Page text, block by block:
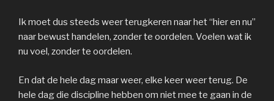
Ik moet dus steeds weer terugkeren naar het “hier en nu”
naar bewust handelen, zonder te oordelen. Voelen wat ik
nu voel, zonder te oordelen.
En dat de hele dag maar weer, elke keer weer terug. De
hele dag die discipline hebben om niet mee te gaan in de